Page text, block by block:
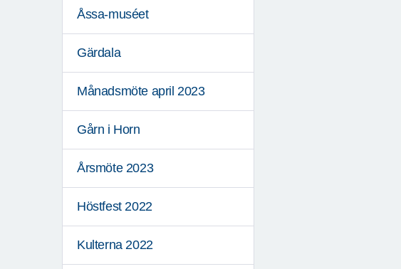
Åssa-muséet
Gärdala
Månadsmöte april 2023
Gårn i Horn
Årsmöte 2023
Höstfest 2022
Kulterna 2022